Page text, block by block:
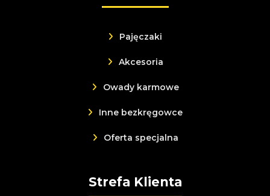
Pajęczaki
Akcesoria
Owady karmowe
Inne bezkręgowce
Oferta specjalna
Strefa Klienta